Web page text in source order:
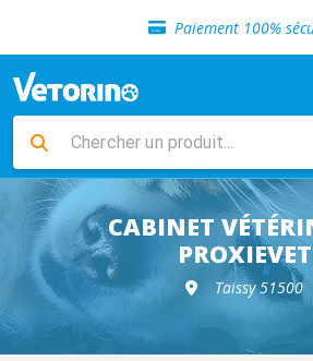
Paiement 100%
Livraison gratuite en
Sélection de croquettes
Livraison gratuite en
Retour gratuit en
Sélection de croquettes
CABINET
PROXIEVET
Taissy 51500